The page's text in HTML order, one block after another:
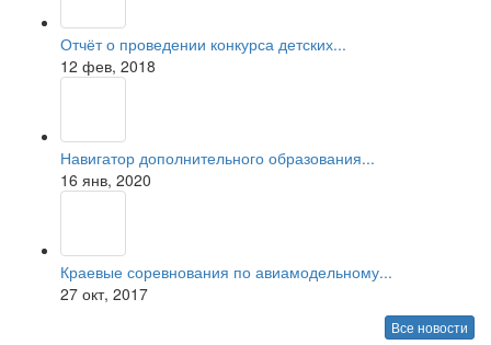
Отчёт о проведении конкурса детских...
12 фев, 2018
Навигатор дополнительного образования...
16 янв, 2020
Краевые соревнования по авиамодельному...
27 окт, 2017
Все новости